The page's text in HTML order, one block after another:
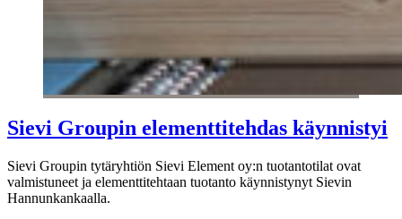
Sievi Groupin elementtitehdas käynnistyi
Sievi Groupin tytäryhtiön Sievi Element oy:n tuotantotilat ovat
valmistuneet ja elementtitehtaan tuotanto käynnistynyt Sievin
Hannunkankaalla.